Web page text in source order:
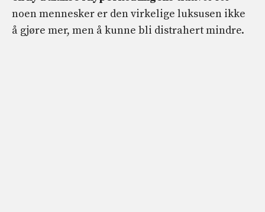
noen mennesker er den virkelige luksusen ikke
å gjøre mer, men å kunne bli distrahert mindre.